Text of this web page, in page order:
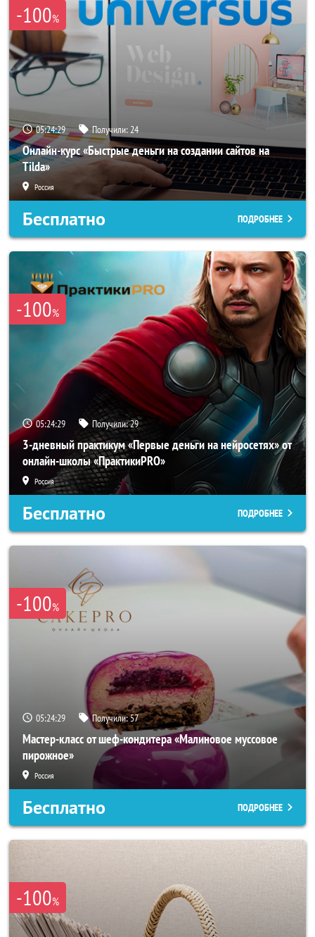
-100%
05:24:25 Получили:24
Онлайн-курс «Быстрые деньги на создании сайтов на
Tilda»
Россия
Бесплатно ПОДРОБНЕЕ
-100%
05:24:25 Получили:29
3-дневный практикум «Первые деньги на нейросетях» от
онлайн-школы «ПрактикиPRO»
Россия
Бесплатно ПОДРОБНЕЕ
-100%
05:24:25 Получили:57
Мастер-класс от шеф-кондитера «Малиновое муссовое
пирожное»
Россия
Бесплатно ПОДРОБНЕЕ
-100%